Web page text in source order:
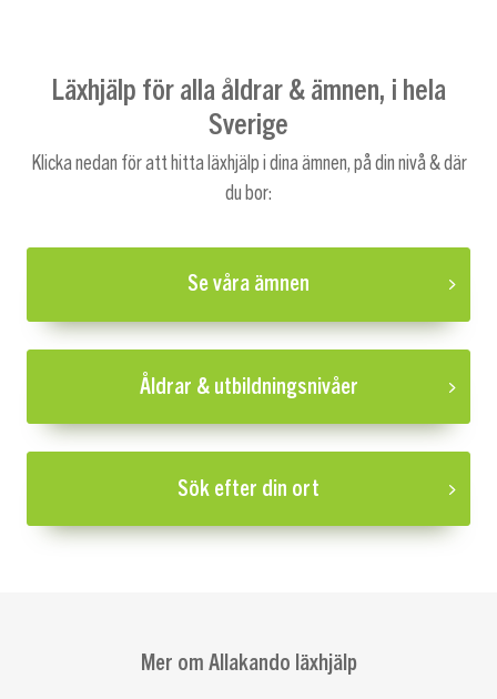
Läxhjälp för alla åldrar & ämnen, i hela
Sverige
Klicka nedan för att hitta läxhjälp i dina ämnen, på din nivå & där
du bor:
Se våra ämnen
Åldrar & utbildningsnivåer
Sök efter din ort
Mer om Allakando läxhjälp